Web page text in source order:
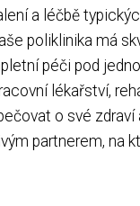
a léčbě
poliklinika má
péči pod
lékařství,
o své
partnerem, na